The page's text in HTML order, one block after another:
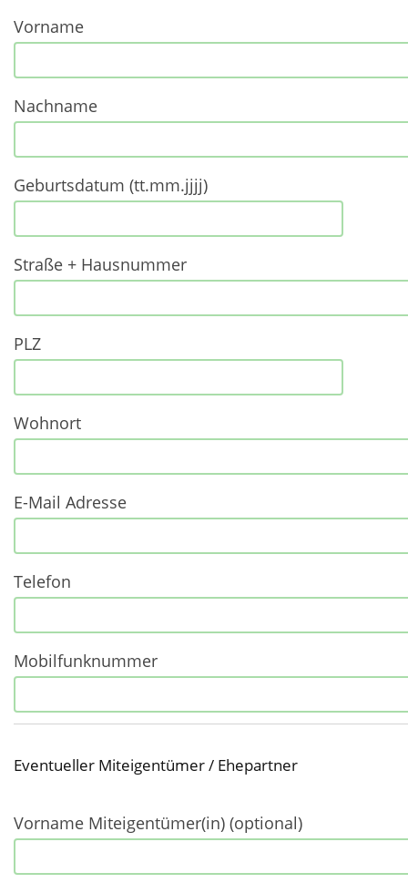
Vorname
Nachname
Geburtsdatum (tt.mm.jjjj)
Straße + Hausnummer
PLZ
Wohnort
E-Mail Adresse
Telefon
Mobilfunknummer
Eventueller Miteigentümer / Ehepartner
Vorname Miteigentümer(in) (optional)